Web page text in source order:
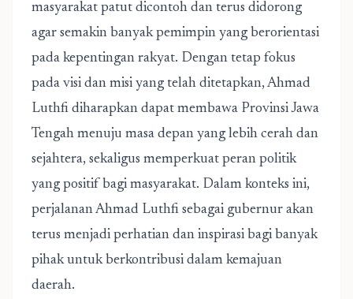
masyarakat patut dicontoh dan terus didorong
agar semakin banyak pemimpin yang berorientasi
pada kepentingan rakyat. Dengan tetap fokus
pada visi dan misi yang telah ditetapkan, Ahmad
Luthfi diharapkan dapat membawa Provinsi Jawa
Tengah menuju masa depan yang lebih cerah dan
sejahtera, sekaligus memperkuat peran politik
yang positif bagi masyarakat. Dalam konteks ini,
perjalanan Ahmad Luthfi sebagai gubernur akan
terus menjadi perhatian dan inspirasi bagi banyak
pihak untuk berkontribusi dalam kemajuan
daerah.